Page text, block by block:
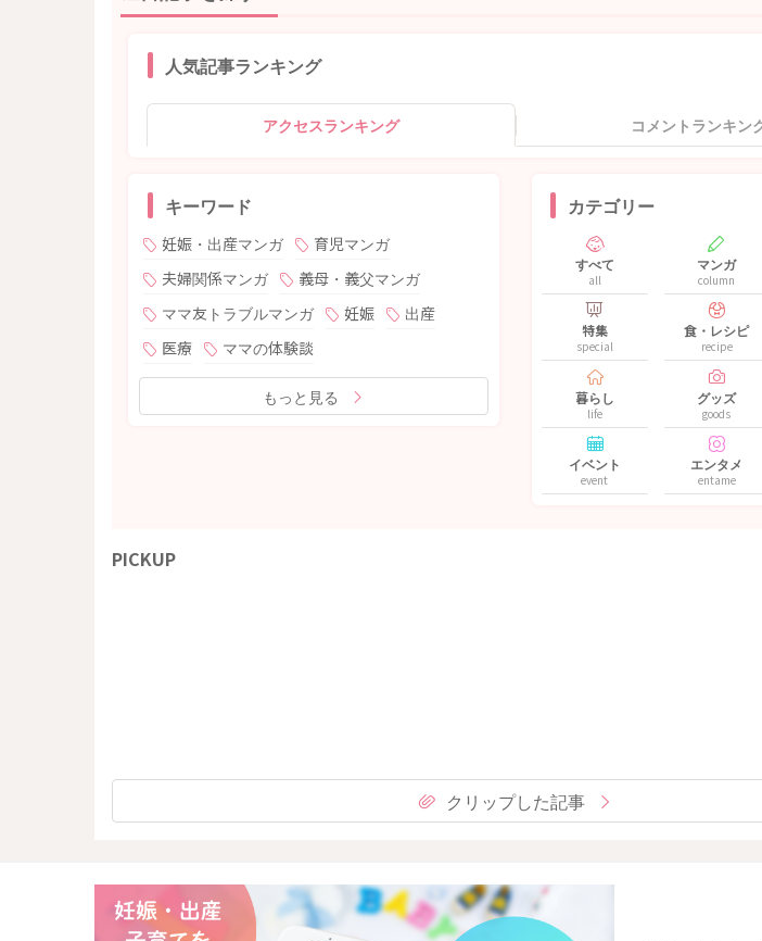
人気記事ランキング
アクセスランキング コメントランキン
キーワード
妊娠・出産マンガ
育児マンガ
夫婦関係マンガ
義母・義父マンガ
ママ友トラブルマンガ
妊娠
出産
医療
ママの体験談
もっと見る
カテゴリー
すべて
all
マンガ
column
特集
special
食・レシピ
recipe
暮らし
life
グッズ
goods
イベント
event
エンタメ
entame
PICKUP
クリップした記事